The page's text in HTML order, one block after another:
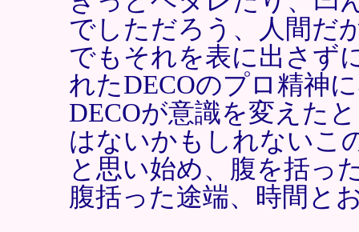
でしただろう、人間だ
でもそれを表に出さず
れたDECOのプロ精神
DECOが意識を変えた
はないかもしれないこ
と思い始め、腹を括っ
腹括った途端、時間と